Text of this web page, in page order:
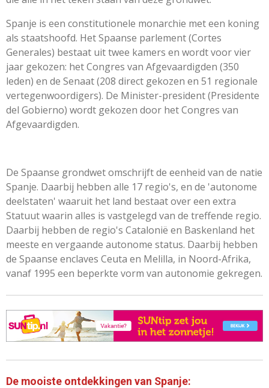
Spanje is een constitutionele monarchie met een koning
als staatshoofd. Het Spaanse parlement (Cortes
Generales) bestaat uit twee kamers en wordt voor vier
jaar gekozen: het Congres van Afgevaardigden (350
leden) en de Senaat (208 direct gekozen en 51 regionale
vertegenwoordigers). De Minister-president (Presidente
del Gobierno) wordt gekozen door het Congres van
Afgevaardigden.
De Spaanse grondwet omschrijft de eenheid van de natie
Spanje. Daarbij hebben alle 17 regio's, en de 'autonome
deelstaten' waaruit het land bestaat over een extra
Statuut waarin alles is vastgelegd van de treffende regio.
Daarbij hebben de regio's Catalonië en Baskenland het
meeste en vergaande autonome status. Daarbij hebben
de Spaanse enclaves Ceuta en Melilla, in Noord-Afrika,
vanaf 1995 een beperkte vorm van autonomie gekregen.
De mooiste ontdekkingen van Spanje: